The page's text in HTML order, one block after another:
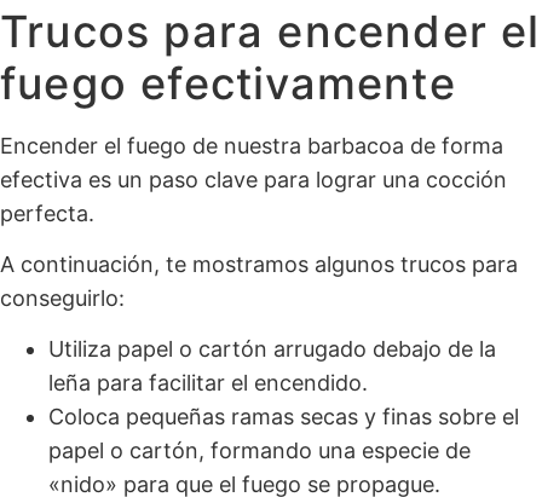
Trucos para encender el
fuego efectivamente
Encender el fuego de nuestra barbacoa de forma
efectiva es un paso clave para lograr una cocción
perfecta.
A continuación, te mostramos algunos trucos para
conseguirlo:
Utiliza papel o cartón arrugado debajo de la
leña para facilitar el encendido.
Coloca pequeñas ramas secas y finas sobre el
papel o cartón, formando una especie de
«nido» para que el fuego se propague.